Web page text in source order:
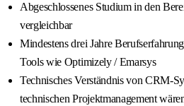
Abgeschlossenes Studium in den
vergleichbar
Mindestens drei Jahre
Tools wie Optimizely / Emarsys
Technisches Verständnis von CRM-
technischen Projektmanagement